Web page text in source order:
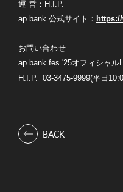
運 営：H.I.P.
ap bank 公式サイト：
お問い合わせ
ap bank fes '25オフィシャル
H.I.P. 03-3475-9999(平日
BACK